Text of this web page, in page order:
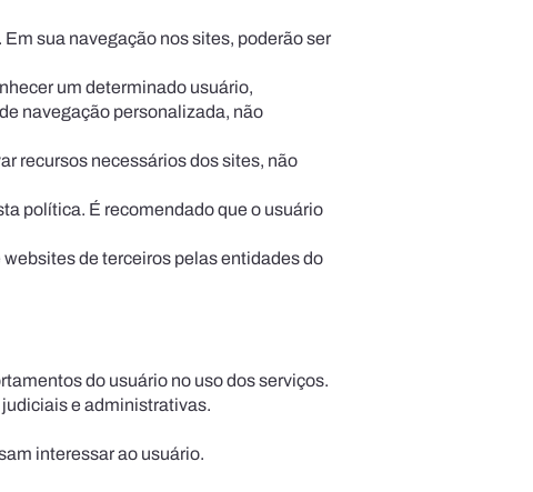
sua navegação nos sites, poderão ser
um determinado usuário,
navega­ção personalizada, não
recursos necessários dos sites, não
política. É recomendado que o usuário
de terceiros pelas entidades do
do usuário no uso dos serviços.
e administrativas.
interessar ao usuário.